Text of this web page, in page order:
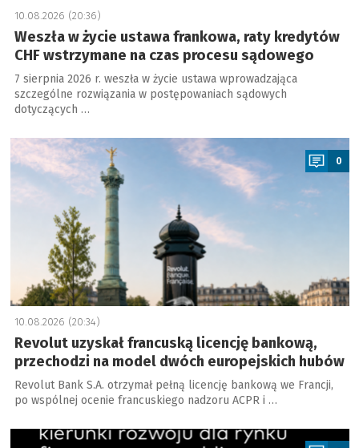
10.08.2026 (20:36)
Weszła w życie ustawa frankowa, raty kredytów
CHF wstrzymane na czas procesu sądowego
7 sierpnia 2026 r. weszła w życie ustawa wprowadzająca
szczególne rozwiązania w postępowaniach sądowych
dotyczących …
a
0
10.08.2026 (20:34)
Revolut uzyskał francuską licencję bankową,
przechodzi na model dwóch europejskich hubów
Revolut Bank S.A. otrzymał pełną licencję bankową we Francji,
po wspólnej ocenie francuskiego nadzoru ACPR i …
a